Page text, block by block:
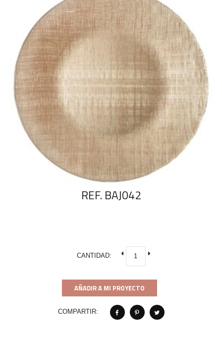
REF. BAJ042
CANTIDAD:
AÑADIR A MI PROYECTO
COMPARTIR: